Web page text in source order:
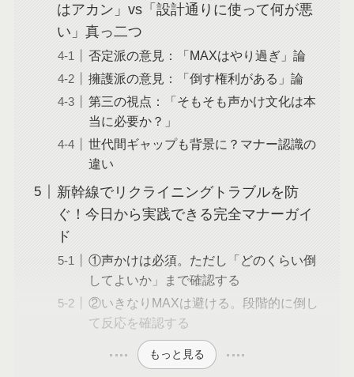
はアカン」vs「設計通りに使って何が悪
い」真っ二つ
否定派の意見：「MAXはやり過ぎ」論
擁護派の意見：「倒す権利がある」論
第三の視点：「そもそも声かけ文化は本
当に必要か？」
世代間ギャップも背景に？マナー認識の
違い
新幹線でリクライニングトラブルを防
ぐ！今日から実践できる完全マナーガイ
ド
①声かけは必須。ただし「どのくらい倒
してよいか」まで確認する
②いきなりMAXは避ける。段階的に倒し
て反応を確認する
もっと見る